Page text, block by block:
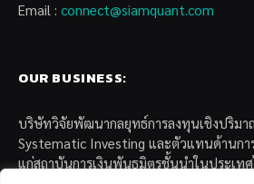
Email : connect@siamquant.com
OUR BUSINESS:
บริษัทวิจัยพัฒนากลยุทธ์การลงทุนเชิงปริม
Systematic Investing และตัวแทนด้านก
แก่สถาบันการเงินพันธมิตรชั้นนำในประเท